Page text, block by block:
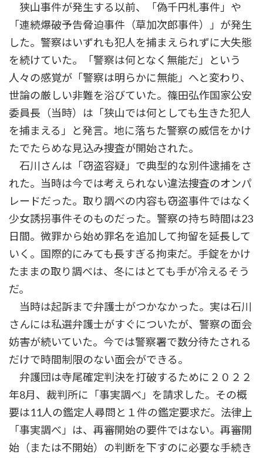
狭山事件が発生する以前、「偽千円札事件」や
「連続爆破予告脅迫事件（草加次郎事件）」が発生
した。警察はいずれも犯人を捕まえられずに大失態
を続けていた。「警察は何となく無能だ」という
人々の感覚が「警察は明らかに無能」へと変わり、
世論の厳しい非難を浴びていた。篠田弘作国家公安
委員長（当時）は「狭山では何としても生きた犯人
を捕まえる」と発言。地に落ちた警察の威信をかけ
たでたらめな見込み捜査が開始された。
石川さんは「窃盗容疑」で典型的な別件逮捕をさ
れた。当時は今では考えられない違法捜査のオンパ
レードだった。取り調べの内容も窃盗事件ではなく
少女誘拐事件そのものだった。警察の持ち時間は23
日間。微罪から始め罪名を追加して拘留を延長して
いく。国際的にみても長すぎる拘束だ。手錠をかけ
たままの取り調べは、冬にはとても手が冷えるそう
だ。
当時は起訴まで弁護士がつかなかった。実は石川
さんには私選弁護士がすぐについたが、警察の面会
妨害が続いていた。今では警察署で数分待たされる
だけで時間制限のない面会ができる。
弁護団は寺尾確定判決を打破するために２０２２
年8月、裁判所に「事実調べ」を請求した。その概
要は11人の鑑定人尋問と１件の鑑定要求だ。法律上
「事実調べ」は、再審開始の要件ではない。再審開
始（または不開始）の判断を下すのに必要な手続き